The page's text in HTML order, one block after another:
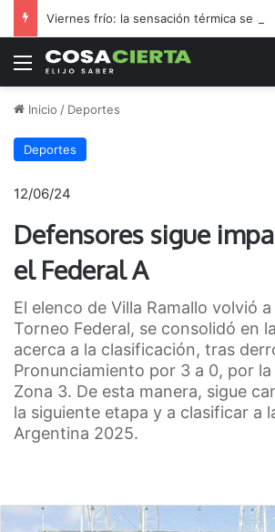
Menú
Inicio / Deportes
Deportes
12/06/24
Defensores sigue
el Federal A
El elenco de Villa Ramallo volvió
Torneo Federal, se consolidó en
acerca a la clasificación, tras
Pronunciamiento por 3 a 0, por la
Zona 3. De esta manera, sigue
la siguiente etapa y a clasificar a
Argentina 2025.